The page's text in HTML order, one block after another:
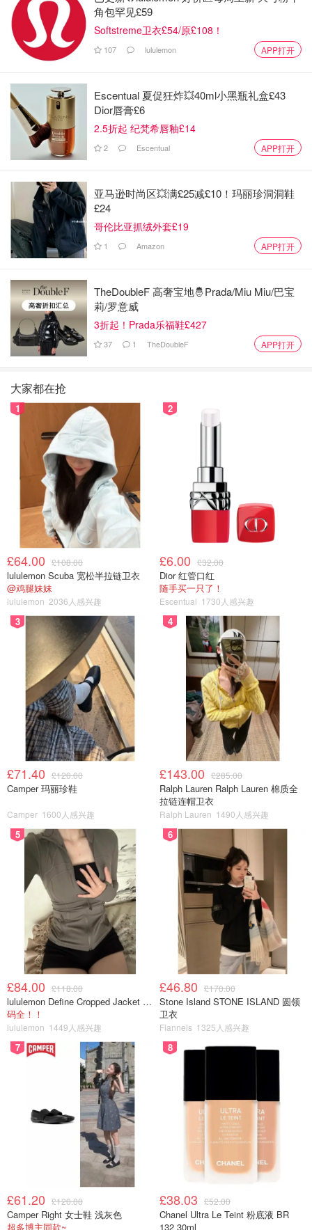
角包罕见£59
Softstreme卫衣£54/原£108！
107 lululemon APP打开
Escentual 夏促狂炸💥40ml小黑瓶礼盒£43
Dior唇膏£6
2.5折起 纪梵希唇釉£14
2 Escentual APP打开
亚马逊时尚区💥满£25减£10！玛丽珍洞洞鞋
£24
哥伦比亚抓绒外套£19
1 Amazon APP打开
TheDoubleF 高奢宝地🤴Prada/Miu Miu/巴宝
莉/罗意威
3折起！Prada乐福鞋£427
37 1 TheDoubleF APP打开
大家都在抢
1
£64.00 £108.00
lululemon Scuba 宽松半拉链卫衣
@鸡腿妹妹
lululemon 2036人感兴趣
2
£6.00 £32.00
Dior 红管口红
随手买一只了！
Escentual 1730人感兴趣
3
£71.40 £120.00
Camper 玛丽珍鞋
Camper 1600人感兴趣
4
£143.00 £285.00
Ralph Lauren Ralph Lauren 棉质全
拉链连帽卫衣
Ralph Lauren 1490人感兴趣
5
£84.00 £118.00
lululemon Define Cropped Jacket Nulu 短款夹克
码全！！
lululemon 1449人感兴趣
6
£46.80 £170.00
Stone Island STONE ISLAND 圆领
卫衣
Flannels 1325人感兴趣
7
£61.20 £120.00
Camper Right 女士鞋 浅灰色
超多博主同款~
8
£38.03 £52.00
Chanel Ultra Le Teint 粉底液 BR
132 30ml